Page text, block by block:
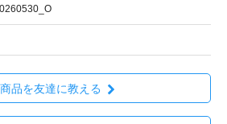
品を友達に教える